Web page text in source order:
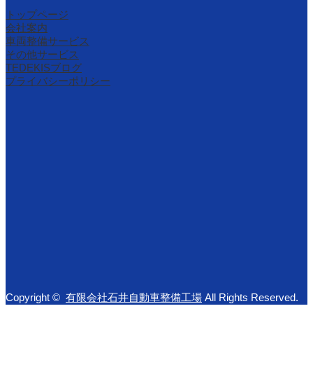
トップページ
会社案内
車両整備サービス
その他サービス
TEDEKISブログ
プライバシーポリシー
Copyright © 有限会社石井自動車整備工場 All Rights Reserved.